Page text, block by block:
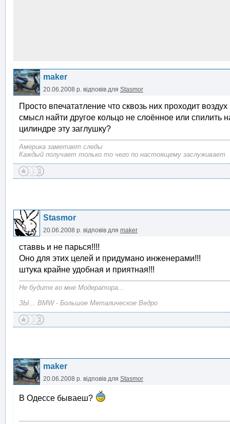
maker
20.06.2008 р. відповів для Stasmor
Просто впечататление что сквозь них проходит
смысл найти другое кольцо не слоённое или спилить
цилиндре эту заглушку?
Америка заметает следы
Каждый получает только то чего по настоящему заслуживает
Stasmor
20.06.2008 р. відповів для maker
ставвь и не парься!!!!
Оно для этих целей и придумано инженерами!!!
штука крайне удобная и приятная!!!
Не будите во мне Модератора...
ЗЫ... BMW - Большое Металическое Ведро
maker
20.06.2008 р. відповів для Stasmor
В Одессе бываеш?